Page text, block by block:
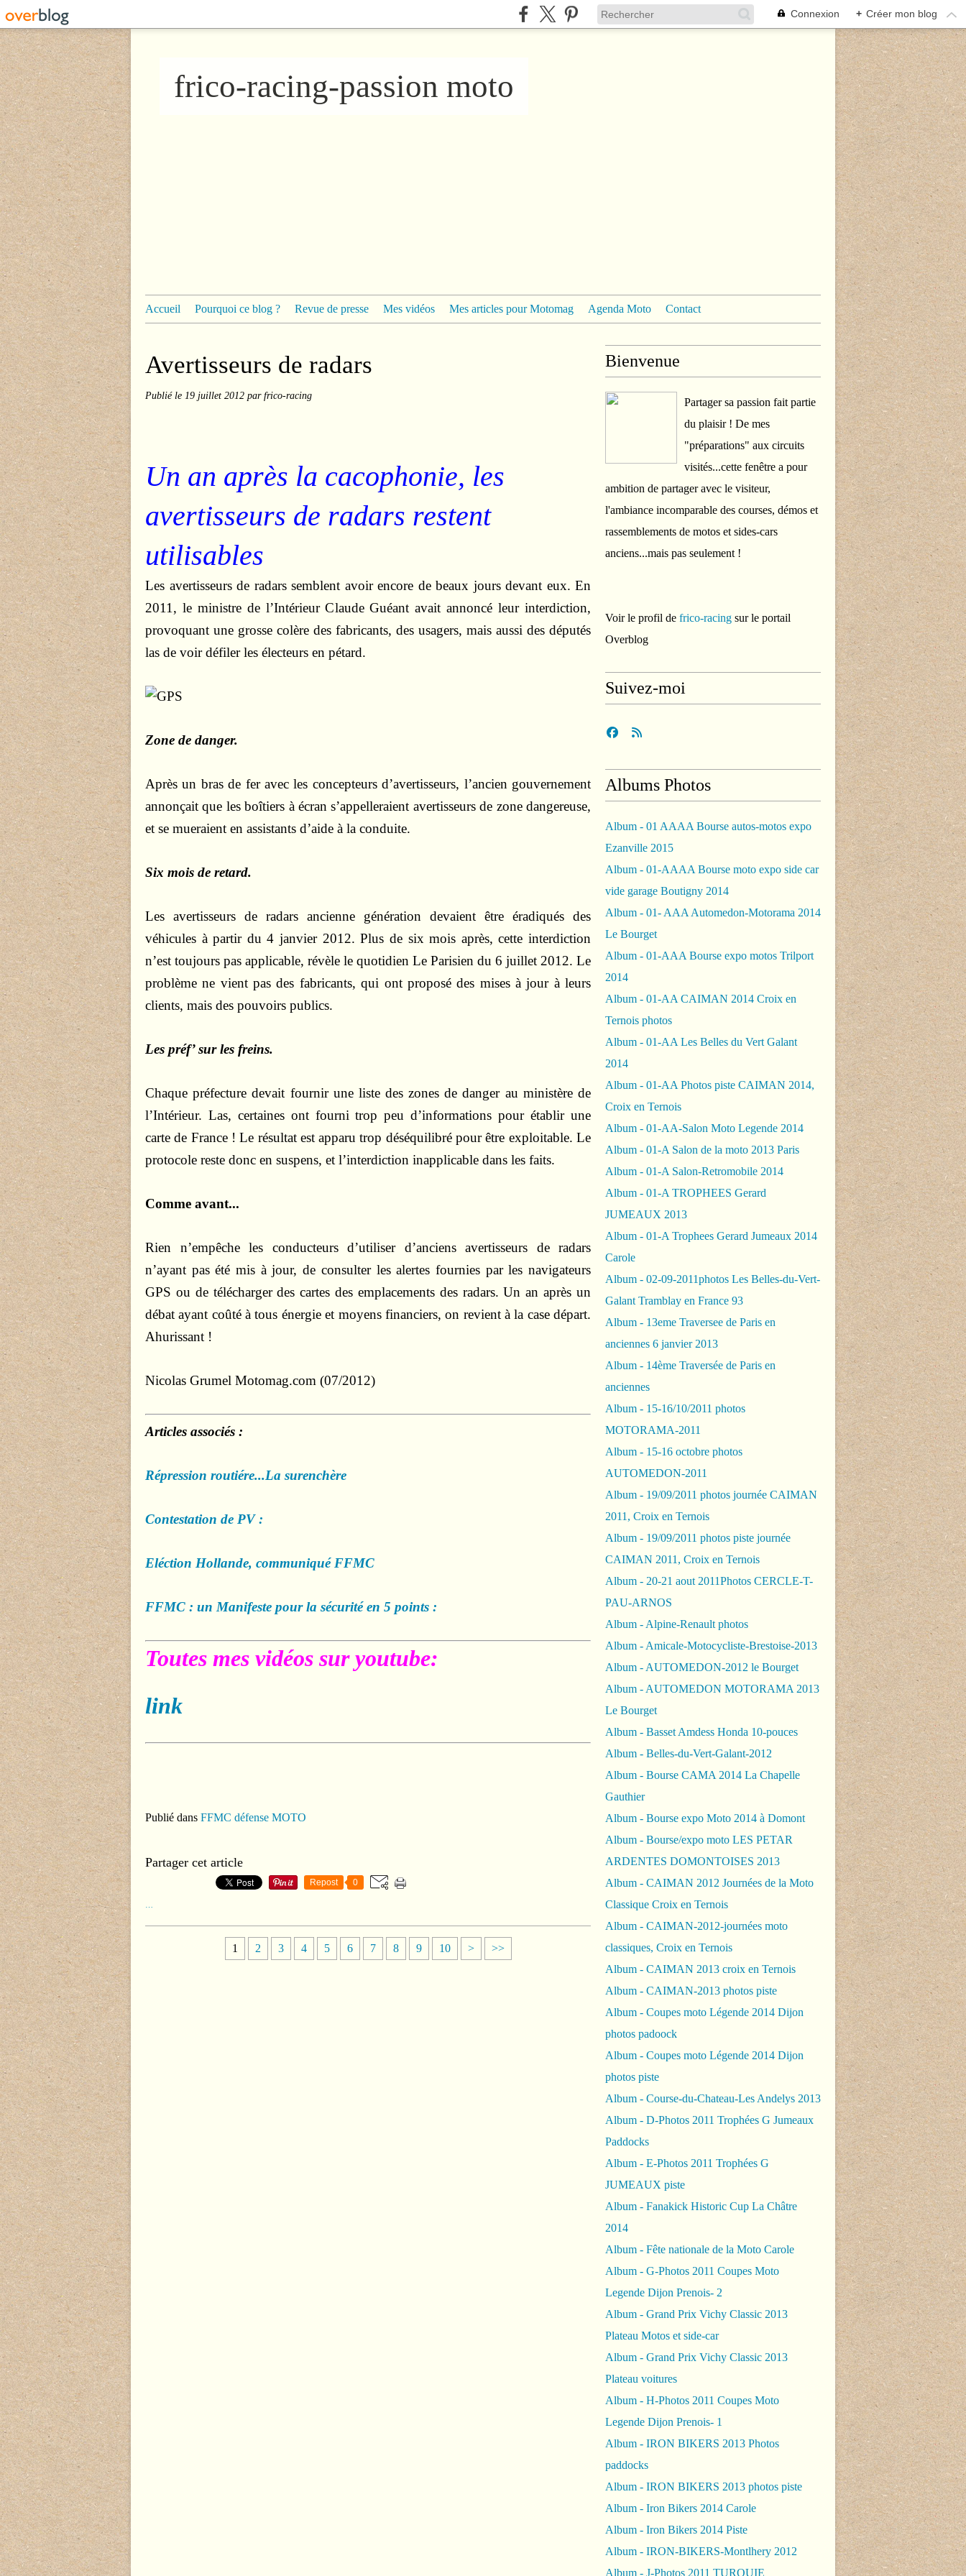
Connexion + Créer mon blog
frico-racing-passion moto
Accueil Pourquoi ce blog ? Revue de presse Mes vidéos Mes articles pour Motomag Agenda Moto Contact
Avertisseurs de radars
Publié le 19 juillet 2012 par frico-racing
Un an après la cacophonie, les
avertisseurs de radars restent
utilisables
Les avertisseurs de radars semblent avoir encore de beaux jours devant eux. En
2011, le ministre de l’Intérieur Claude Guéant avait annoncé leur interdiction,
provoquant une grosse colère des fabricants, des usagers, mais aussi des députés
las de voir défiler les électeurs en pétard.
Zone de danger.
Après un bras de fer avec les concepteurs d’avertisseurs, l’ancien gouvernement
annonçait que les boîtiers à écran s’appelleraient avertisseurs de zone dangereuse,
et se mueraient en assistants d’aide à la conduite.
Six mois de retard.
Les avertisseurs de radars ancienne génération devaient être éradiqués des
véhicules à partir du 4 janvier 2012. Plus de six mois après, cette interdiction
n’est toujours pas applicable, révèle le quotidien Le Parisien du 6 juillet 2012. Le
problème ne vient pas des fabricants, qui ont proposé des mises à jour à leurs
clients, mais des pouvoirs publics.
Les préf’ sur les freins.
Chaque préfecture devait fournir une liste des zones de danger au ministère de
l’Intérieur. Las, certaines ont fourni trop peu d’informations pour établir une
carte de France ! Le résultat est apparu trop déséquilibré pour être exploitable. Le
protocole reste donc en suspens, et l’interdiction inapplicable dans les faits.
Comme avant...
Rien n’empêche les conducteurs d’utiliser d’anciens avertisseurs de radars
n’ayant pas été mis à jour, de consulter les alertes fournies par les navigateurs
GPS ou de télécharger des cartes des emplacements des radars. Un an après un
débat ayant coûté à tous énergie et moyens financiers, on revient à la case départ.
Ahurissant !
Nicolas Grumel Motomag.com (07/2012)
Articles associés :
Répression routiére...La surenchère
Contestation de PV :
Eléction Hollande, communiqué FFMC
FFMC : un Manifeste pour la sécurité en 5 points :
Toutes mes vidéos sur youtube:
link
Publié dans FFMC défense MOTO
Partager cet article
Repost 0
1 2 3 4 5 6 7 8 9 10 > >>
Bienvenue
Partager sa passion fait partie
du plaisir ! De mes
"préparations" aux circuits
visités...cette fenêtre a pour
ambition de partager avec le visiteur,
l'ambiance incomparable des courses, démos et
rassemblements de motos et sides-cars
anciens...mais pas seulement !
Voir le profil de frico-racing sur le portail
Overblog
Suivez-moi
Albums Photos
Album - 01 AAAA Bourse autos-motos expo
Ezanville 2015
Album - 01-AAAA Bourse moto expo side car
vide garage Boutigny 2014
Album - 01- AAA Automedon-Motorama 2014
Le Bourget
Album - 01-AAA Bourse expo motos Trilport
2014
Album - 01-AA CAIMAN 2014 Croix en
Ternois photos
Album - 01-AA Les Belles du Vert Galant
2014
Album - 01-AA Photos piste CAIMAN 2014,
Croix en Ternois
Album - 01-AA-Salon Moto Legende 2014
Album - 01-A Salon de la moto 2013 Paris
Album - 01-A Salon-Retromobile 2014
Album - 01-A TROPHEES Gerard
JUMEAUX 2013
Album - 01-A Trophees Gerard Jumeaux 2014
Carole
Album - 02-09-2011photos Les Belles-du-Vert-
Galant Tramblay en France 93
Album - 13eme Traversee de Paris en
anciennes 6 janvier 2013
Album - 14ème Traversée de Paris en
anciennes
Album - 15-16/10/2011 photos
MOTORAMA-2011
Album - 15-16 octobre photos
AUTOMEDON-2011
Album - 19/09/2011 photos journée CAIMAN
2011, Croix en Ternois
Album - 19/09/2011 photos piste journée
CAIMAN 2011, Croix en Ternois
Album - 20-21 aout 2011Photos CERCLE-T-
PAU-ARNOS
Album - Alpine-Renault photos
Album - Amicale-Motocycliste-Brestoise-2013
Album - AUTOMEDON-2012 le Bourget
Album - AUTOMEDON MOTORAMA 2013
Le Bourget
Album - Basset Amdess Honda 10-pouces
Album - Belles-du-Vert-Galant-2012
Album - Bourse CAMA 2014 La Chapelle
Gauthier
Album - Bourse expo Moto 2014 à Domont
Album - Bourse/expo moto LES PETAR
ARDENTES DOMONTOISES 2013
Album - CAIMAN 2012 Journées de la Moto
Classique Croix en Ternois
Album - CAIMAN-2012-journées moto
classiques, Croix en Ternois
Album - CAIMAN 2013 croix en Ternois
Album - CAIMAN-2013 photos piste
Album - Coupes moto Légende 2014 Dijon
photos padoock
Album - Coupes moto Légende 2014 Dijon
photos piste
Album - Course-du-Chateau-Les Andelys 2013
Album - D-Photos 2011 Trophées G Jumeaux
Paddocks
Album - E-Photos 2011 Trophées G
JUMEAUX piste
Album - Fanakick Historic Cup La Châtre
2014
Album - Fête nationale de la Moto Carole
Album - G-Photos 2011 Coupes Moto
Legende Dijon Prenois- 2
Album - Grand Prix Vichy Classic 2013
Plateau Motos et side-car
Album - Grand Prix Vichy Classic 2013
Plateau voitures
Album - H-Photos 2011 Coupes Moto
Legende Dijon Prenois- 1
Album - IRON BIKERS 2013 Photos
paddocks
Album - IRON BIKERS 2013 photos piste
Album - Iron Bikers 2014 Carole
Album - Iron Bikers 2014 Piste
Album - IRON-BIKERS-Montlhery 2012
Album - J-Photos 2011 TURQUIE